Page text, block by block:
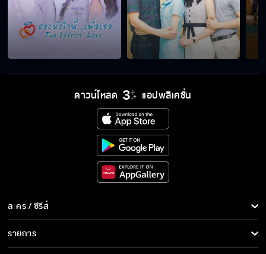
ดาวน์โหลด แอปพลิเคชั่น
ละคร / ซีรีส์
ละคร/ซีรีส์
ซีรีส์นานาชาติ
รายการ
รายการทั้งหมด